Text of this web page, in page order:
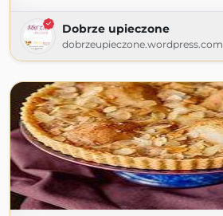
Dobrze upieczone
dobrzeupieczone.wordpress.com